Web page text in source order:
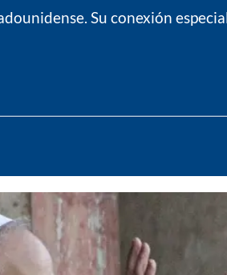
Su conexión